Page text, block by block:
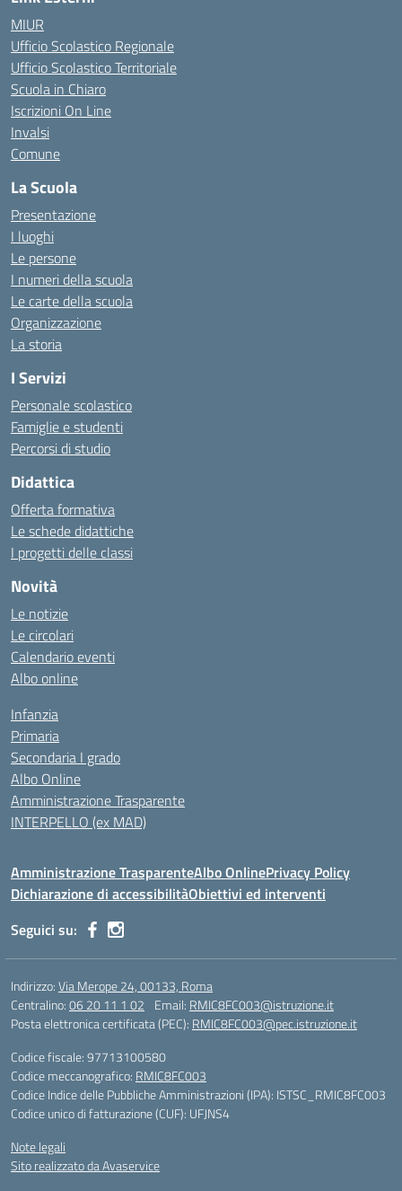
MIUR
Ufficio Scolastico Regionale
Ufficio Scolastico Territoriale
Scuola in Chiaro
Iscrizioni On Line
Invalsi
Comune
La Scuola
Presentazione
I luoghi
Le persone
I numeri della scuola
Le carte della scuola
Organizzazione
La storia
I Servizi
Personale scolastico
Famiglie e studenti
Percorsi di studio
Didattica
Offerta formativa
Le schede didattiche
I progetti delle classi
Novità
Le notizie
Le circolari
Calendario eventi
Albo online
Infanzia
Primaria
Secondaria I grado
Albo Online
Amministrazione Trasparente
INTERPELLO (ex MAD)
Amministrazione TrasparenteAlbo OnlinePrivacy Policy
Dichiarazione di accessibilitàObiettivi ed interventi
Seguici su:
Indirizzo:Via Merope 24, 00133, Roma
Centralino:06 20 11 1 02 Email: RMIC8FC003@istruzione.it
Posta elettronica certificata (PEC): RMIC8FC003@pec.istruzione.it
Codice fiscale: 97713100580
Codice meccanografico: RMIC8FC003
Codice Indice delle Pubbliche Amministrazioni (IPA): ISTSC_RMIC8FC003
Codice unico di fatturazione (CUF): UFJNS4
Note legali
Sito realizzato da Avaservice